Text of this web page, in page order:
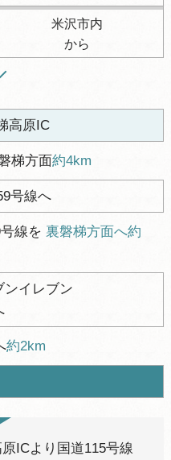
米沢市内
から
高原IC
梯方面約4km
号線へ
線を 裏磐梯方面へ約
ンイレブン
約2km
ICより国道115号線